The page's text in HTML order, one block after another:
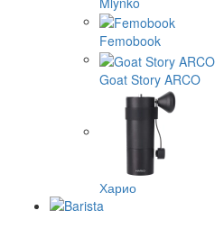
Femobook
Goat Story ARCO
Харио